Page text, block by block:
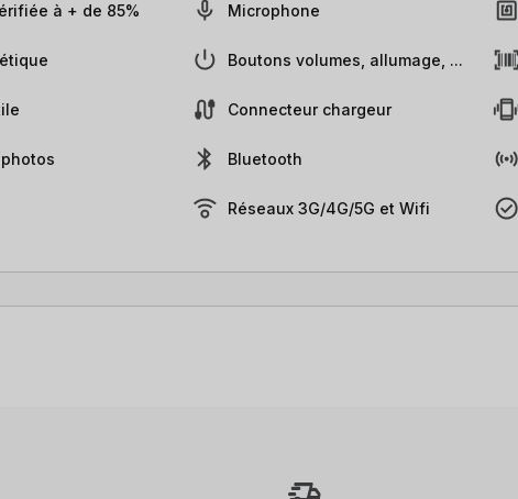
à + de 85% Microphone
Boutons volumes, allumage, ...
Connecteur chargeur
Bluetooth
Réseaux 3G/4G/5G et Wifi